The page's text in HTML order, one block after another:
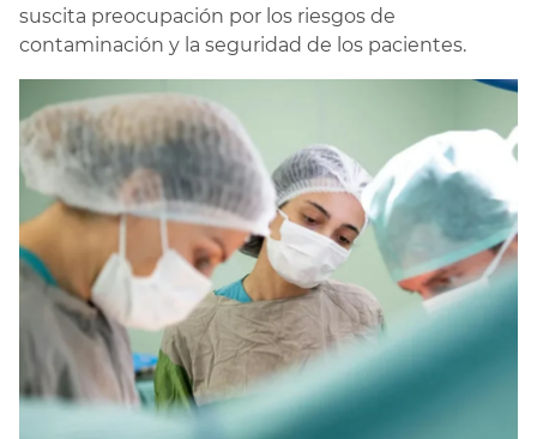
suscita preocupación por los riesgos de
contaminación y la seguridad de los pacientes.